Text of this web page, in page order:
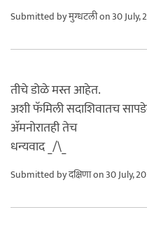
Submitted byमुग्धटलीon 30 July,
तीचे डोळे मस्त आहेत.
अशी फॅमिली सदाशिवातच
अ‍ॅमनोरातही तेच
धन्यवाद _/\_
Submitted byदक्षिणाon 30 July,